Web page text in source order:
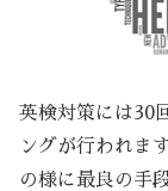
英検対策には30
ングが行われま
の様に最良の手